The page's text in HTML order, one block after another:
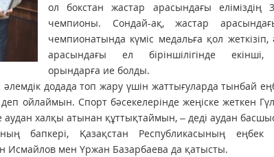
ол бокстан жастар арасындағы еліміздің
чемпионы. Сондай-ақ, жастар
чемпионатында күміс медальға қол жеткізіп,
арасындағы ел біріншілігінде екінші,
орындарға ие болды.
әлемдік додада топ жару үшін жаттығуларда тынбай
ойлаймын. Спорт бәсекелерінде жеңіске жеткен
халқы атынан құттықтаймын, – деді аудан
бапкері, Қазақстан Республикасының еңбек
Исмайлов мен Үржан Базарбаева да қатысты.